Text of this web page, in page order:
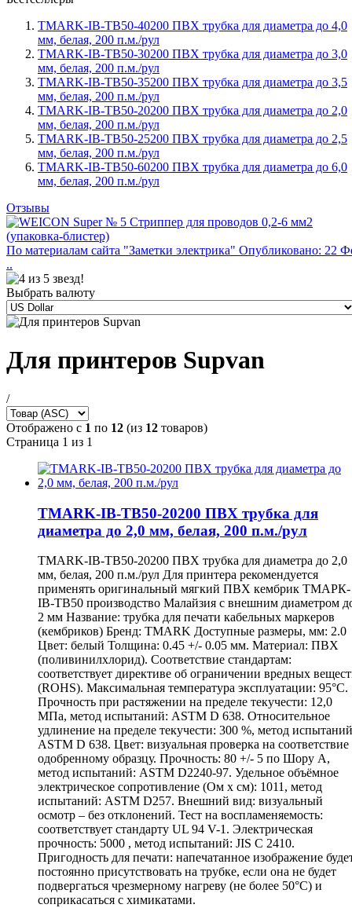
TMARK-IB-TB50-40200 ПВХ трубка для диаметра до 4,0
мм, белая, 200 п.м./рул
TMARK-IB-TB50-30200 ПВХ трубка для диаметра до 3,0
мм, белая, 200 п.м./рул
TMARK-IB-TB50-35200 ПВХ трубка для диаметра до 3,5
мм, белая, 200 п.м./рул
TMARK-IB-TB50-20200 ПВХ трубка для диаметра до 2,0
мм, белая, 200 п.м./рул
TMARK-IB-TB50-25200 ПВХ трубка для диаметра до 2,5
мм, белая, 200 п.м./рул
TMARK-IB-TB50-60200 ПВХ трубка для диаметра до 6,0
мм, белая, 200 п.м./рул
Отзывы
По материалам сайта "Заметки электрика" Опубликовано: 22
..
Выбрать валюту
Для принтеров Supvan
/
Отображено с 1 по 12 (из 12 товаров)
Страница 1 из 1
TMARK-IB-TB50-20200 ПВХ трубка для
диаметра до 2,0 мм, белая, 200 п.м./рул
TMARK-IB-TB50-20200 ПВХ трубка для диаметра до 2,0
мм, белая, 200 п.м./рул Для принтера рекомендуется
применять оригинальный мягкий ПВХ кембрик ТМАРК-
IB-TB50 производство Малайзия с внешним диаметром
2 мм Название: трубка для печати кабельных маркеров
(кембриков) Бренд: TMARK Доступные размеры, мм: 2.0
Цвет: белый Толщина: 0.45 +/- 0.05 мм. Материал: ПВХ
(поливинилхлорид). Соответствие стандартам:
соответствует директиве об ограничении вредных
(ROHS). Максимальная температура эксплуатации: 95°С.
Прочность при растяжении на пределе текучести: 12,0
МПа, метод испытаний: ASTM D 638. Относительное
удлинение на пределе текучести: 300 %, метод
ASTM D 638. Цвет: визуальная проверка на соответствие
одобренному образцу. Прочность: 80 +/- 5 по Шору А,
метод испытаний: ASTM D2240-97. Удельное объёмное
электрическое сопротивление (Ом х см): 1011, метод
испытаний: ASTM D257. Внешний вид: визуальный
осмотр – без отклонений. Тест на воспламеняемость:
соответствует стандарту UL 94 V-1. Электрическая
прочность: 5000 , метод испытаний: JIS C 2410.
Пригодность для печати: напечатанное изображение
постоянно присутствовать на трубке, если она не будет
подвергаться чрезмерному нагреву (не более 50°С) и
соприкасаться с химикатами.